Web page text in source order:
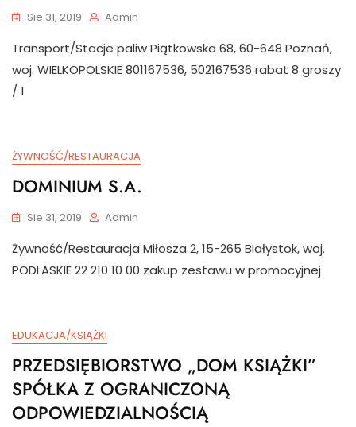
Sie 31, 2019 Admin
Transport/Stacje paliw Piątkowska 68, 60-648 Poznań,
woj. WIELKOPOLSKIE 801167536, 502167536 rabat 8 groszy
/ 1
ŻYWNOŚĆ/RESTAURACJA
DOMINIUM S.A.
Sie 31, 2019 Admin
Żywność/Restauracja Miłosza 2, 15-265 Białystok, woj.
PODLASKIE 22 210 10 00 zakup zestawu w promocyjnej
EDUKACJA/KSIĄŻKI
PRZEDSIĘBIORSTWO „DOM KSIĄŻKI”
SPÓŁKA Z OGRANICZONĄ
ODPOWIEDZIALNOŚCIĄ